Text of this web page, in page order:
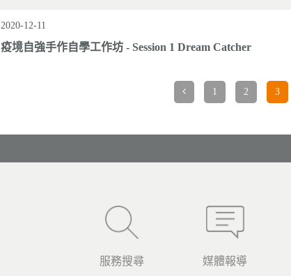
2020-12-11
疫境自強手作自學工作坊 - Session 1 Dream Catcher
1 2 3
服務搜尋 媒體報導